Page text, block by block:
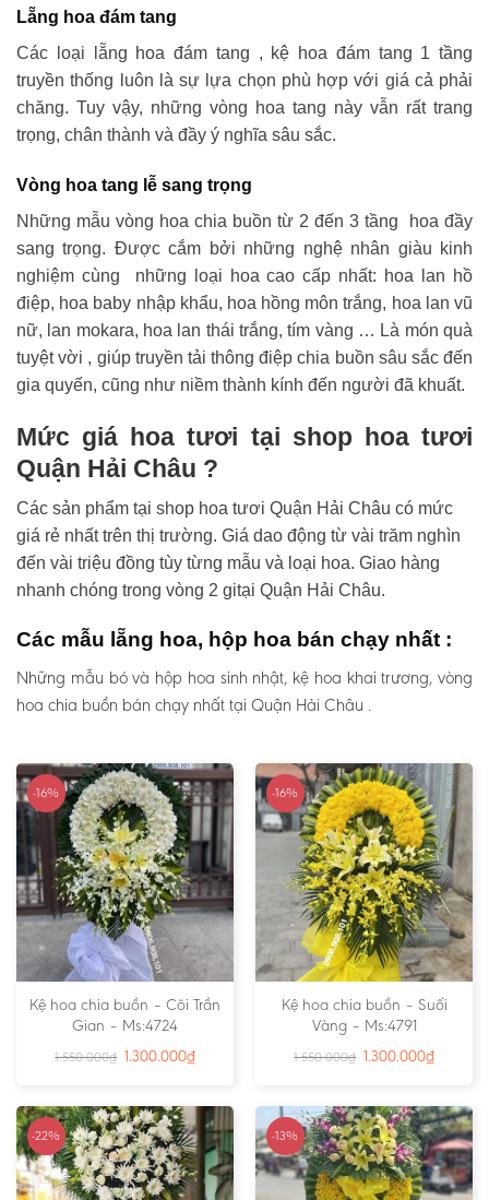
Lẵng hoa đám tang
Các loại lẵng hoa đám tang , kệ hoa đám tang 1 tầng
truyền thống luôn là sự lựa chọn phù hợp với giá cả phải
chăng. Tuy vậy, những vòng hoa tang này vẫn rất trang
trọng, chân thành và đầy ý nghĩa sâu sắc.
Vòng hoa tang lễ sang trọng
Những mẫu vòng hoa chia buồn từ 2 đến 3 tầng hoa đầy
sang trọng. Được cắm bởi những nghệ nhân giàu kinh
nghiệm cùng những loại hoa cao cấp nhất: hoa lan hồ
điệp, hoa baby nhập khẩu, hoa hồng môn trắng, hoa lan vũ
nữ, lan mokara, hoa lan thái trắng, tím vàng … Là món quà
tuyệt vời , giúp truyền tải thông điệp chia buồn sâu sắc đến
gia quyến, cũng như niềm thành kính đến người đã khuất.
Mức giá hoa tươi tại shop hoa tươi
Quận Hải Châu ?
Các sản phẩm tại shop hoa tươi Quận Hải Châu có mức
giá rẻ nhất trên thị trường. Giá dao động từ vài trăm nghìn
đến vài triệu đồng tùy từng mẫu và loại hoa. Giao hàng
nhanh chóng trong vòng 2 gitại Quận Hải Châu.
Các mẫu lẵng hoa, hộp hoa bán chạy nhất :
Những mẫu bó và hộp hoa sinh nhật, kệ hoa khai trương, vòng
hoa chia buồn bán chạy nhất tại Quận Hải Châu .
-16%
Kệ hoa chia buồn – Cõi Trần
Gian – Ms:4724
1.550.000₫ 1.300.000₫
-16%
Kệ hoa chia buồn – Suối
Vàng – Ms:4791
1.550.000₫ 1.300.000₫
-22% -13%